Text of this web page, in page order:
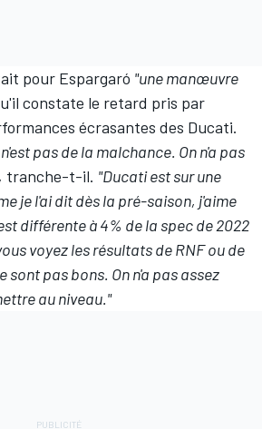
pour Espargaró "une manœuvre
constate le retard pris par
écrasantes des Ducati.
pas de la malchance. On n'a pas
tranche-t-il. "Ducati est sur une
je l'ai dit dès la pré-saison, j'aime
différente à 4% de la spec de 2022
voyez les résultats de RNF ou de
sont pas bons. On n'a pas assez
au niveau."